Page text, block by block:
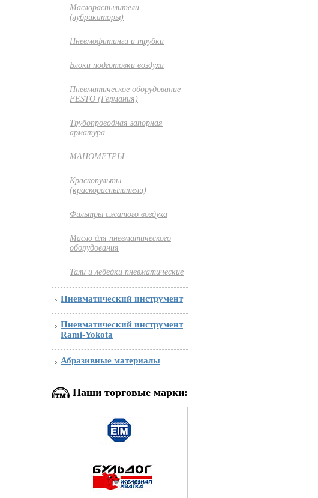
Маслораспылители
(лубрикаторы)
Пневмофитинги и трубки
Блоки подготовки воздуха
Пневматическое оборудование
FESTO (Германия)
Трубопроводная запорная
арматура
МАНОМЕТРЫ
Краскопульты
(краскораспылители)
Фильтры сжатого воздуха
Масло для пневматического
оборудования
Тали и лебедки пневматические
Пневматический инструмент
Пневматический инструмент
Rami-Yokota
Абразивные материалы
Наши торговые марки: